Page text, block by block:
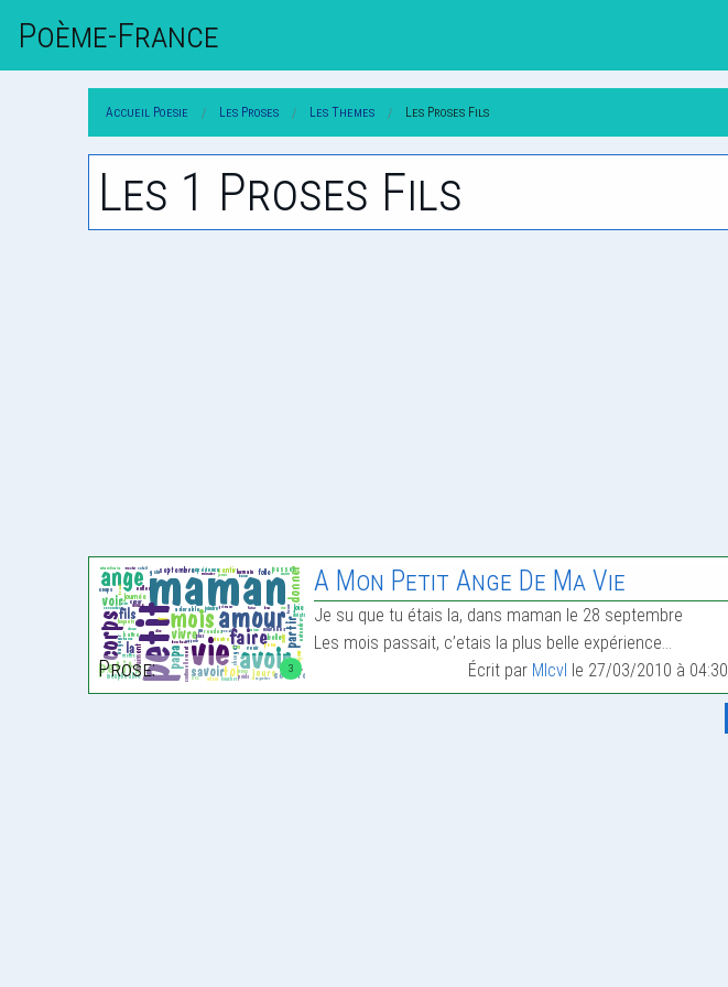
Poème-FrAnce
Accueil Poesie Les Proses Les Themes Les Proses Fils
Les 1 Proses Fils
3
Prose:
A Mon Petit Ange De Ma Vie
Je su que tu étais la, dans maman le 28 septembre
Les mois passait, c’etais la plus belle expérience…
Écrit par Mlcvl le 27/03/2010 à 04:30